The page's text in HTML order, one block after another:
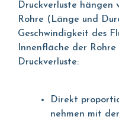
Druckverluste hängen
Rohre (Länge und
Geschwindigkeit des
Innenfläche der Rohre
Druckverluste:
Direkt
nehmen mit